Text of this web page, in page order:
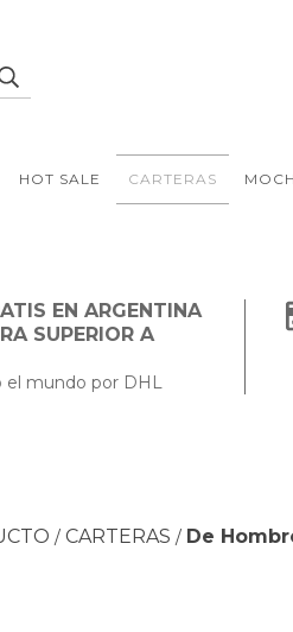
HOT SALE CARTERAS
EN ARGENTINA
SUPERIOR A
el mundo por DHL
/ CARTERAS / De